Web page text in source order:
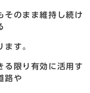
そのまま維持し続け
す。
限り有効に活用す
路や